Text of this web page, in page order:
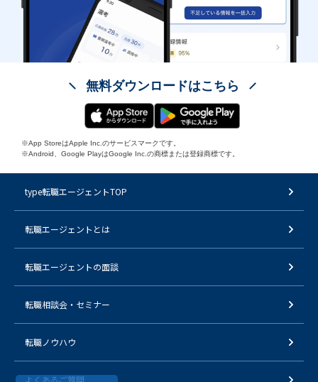
無料ダウンロードはこちら
※App StoreはApple Inc.のサービスマークです。
※Android、Google PlayはGoogle Inc.の商標または登録商標です。
type転職エージェントTOP
転職エージェントとは
転職エージェントの面談
転職相談会・セミナー
転職ノウハウ
よくあるご質問